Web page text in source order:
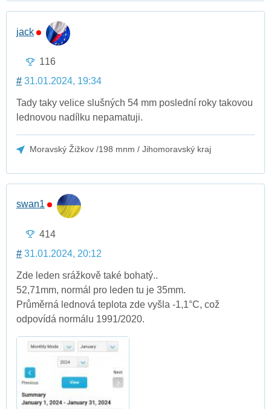
jack
116
# 31.01.2024, 19:34
Tady taky velice slušných 54 mm poslední roky takovou
lednovou nadílku nepamatuji.
Moravský Žižkov /198 mnm / Jihomoravský kraj
swan1
414
# 31.01.2024, 20:12
Zde leden srážkově také bohatý..
52,71mm, normál pro leden tu je 35mm.
Průměrná lednová teplota zde vyšla -1,1°C, což
odpovídá normálu 1991/2020.